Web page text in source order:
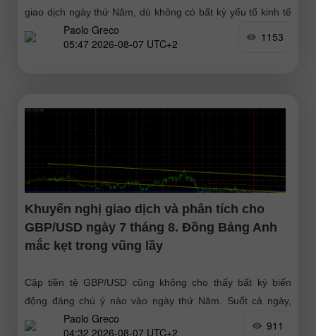
giao dịch ngày thứ Năm, dù không có bất kỳ yếu tố kinh tế
vĩ mô hay nền tảng
Paolo Greco
05:47 2026-08-07 UTC+2
1153
Khuyến nghị giao dịch và phân tích cho
GBP/USD ngày 7 tháng 8. Đồng Bảng Anh
mắc kẹt trong vũng lầy
Cặp tiền tệ GBP/USD cũng không cho thấy bất kỳ biến
động đáng chú ý nào vào ngày thứ Năm. Suốt cả ngày,
không có sự kiện hay số liệu
Paolo Greco
04:32 2026-08-07 UTC+2
911